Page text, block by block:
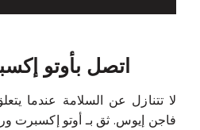
اتصل بأوتو
لا تتنازل عن السلامة عندما
فاجن إيوس. ثق بـ أوتو إكسبرت